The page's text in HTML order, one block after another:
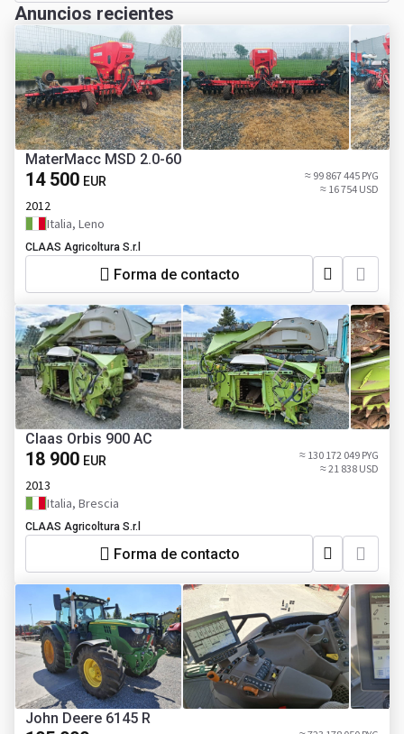
Anuncios recientes
MaterMacc MSD 2.0-60
14 500 EUR
≈ 99 867 445 PYG
≈ 16 754 USD
2012
Italia, Leno
CLAAS Agricoltura S.r.l
Forma de contacto
Claas Orbis 900 AC
18 900 EUR
≈ 130 172 049 PYG
≈ 21 838 USD
2013
Italia, Brescia
CLAAS Agricoltura S.r.l
Forma de contacto
John Deere 6145 R